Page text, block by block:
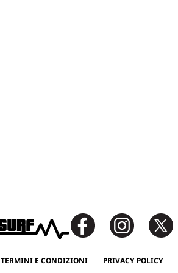
TERMINI E CONDIZIONI PRIVACY POLICY